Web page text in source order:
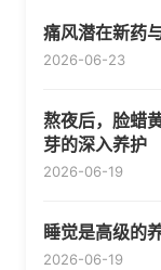
痛风潜在新药
2026-06-23
熬夜后，脸蜡
芽的深入养护
2026-06-19
睡觉是高级的
2026-06-19